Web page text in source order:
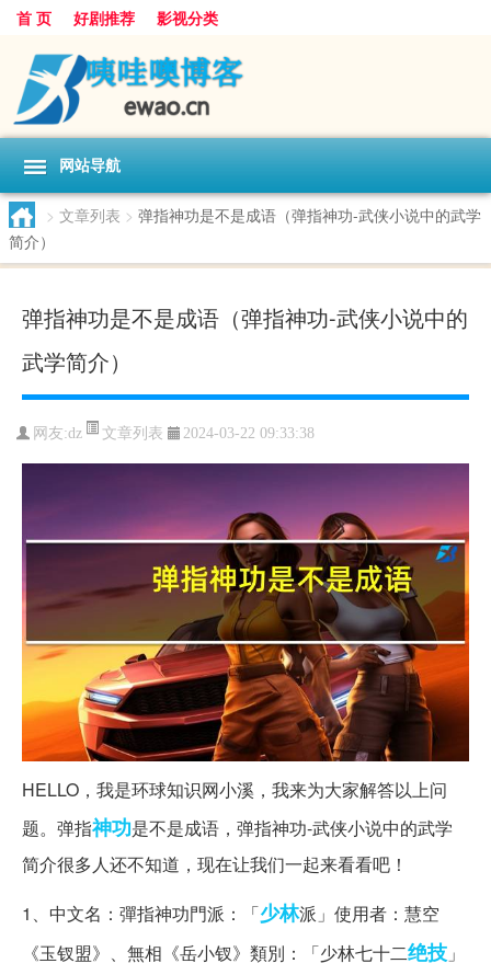
首 页 好剧推荐 影视分类
网站导航
> 文章列表 > 弹指神功是不是成语（弹指神功-武侠小说中的武学
简介）
弹指神功是不是成语（弹指神功-武侠小说中的
武学简介）
网友:dz 文章列表 2024-03-22 09:33:38
HELLO，我是环球知识网小溪，我来为大家解答以上问
题。弹指神功是不是成语，弹指神功-武侠小说中的武学
简介很多人还不知道，现在让我们一起来看看吧！
1、中文名：彈指神功門派：「少林派」使用者：慧空
《玉钗盟》、無相《岳小钗》類別：「少林七十二绝技 」